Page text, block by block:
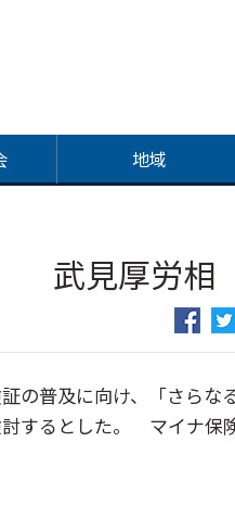
地域
武見厚労相
の普及に向け、「さらな
するとした。 マイナ保